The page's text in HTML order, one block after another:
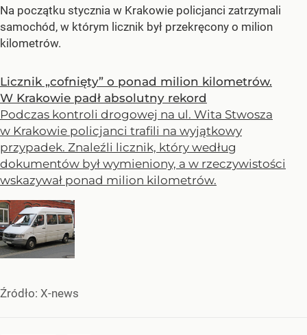
Na początku stycznia w Krakowie policjanci zatrzymali
samochód, w którym licznik był przekręcony o milion
kilometrów.
Licznik „cofnięty” o ponad milion kilometrów.
W Krakowie padł absolutny rekord
Podczas kontroli drogowej na ul. Wita Stwosza
w Krakowie policjanci trafili na wyjątkowy
przypadek. Znaleźli licznik, który według
dokumentów był wymieniony, a w rzeczywistości
wskazywał ponad milion kilometrów.
Źródło: X-news